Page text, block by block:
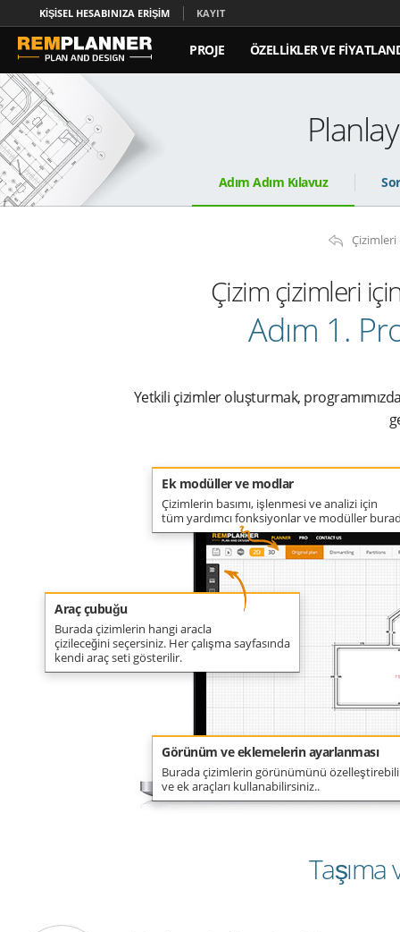
KIŞISEL HESABINIZA ERIŞIM KAYIT
PROJE ÖZELLIKLER VE
Adım Adım Kılavuz
Çizim çizimleri
Adım 1.
Yetkili çizimler oluşturmak,
Araç çubuğu
Burada çizimlerin hangi aracla
çizileceğini seçersiniz. Her çalışma sayfasında
kendi araç seti gösterilir.
Ek modüller ve modlar
Çizimlerin basımı, işlenmesi ve analizi için
tüm yardımcı fonksiyonlar ve modüller
Görünüm ve eklemelerin ayarlanması
Burada çizimlerin görünümünü
ve ek araçları kullanabilirsiniz..
Taşıma